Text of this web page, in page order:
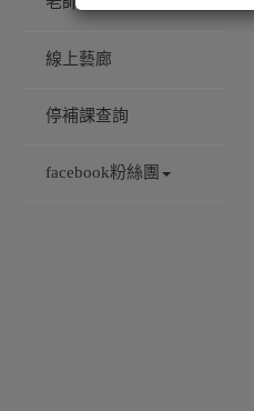
線上藝廊
停補課查詢
facebook粉絲團